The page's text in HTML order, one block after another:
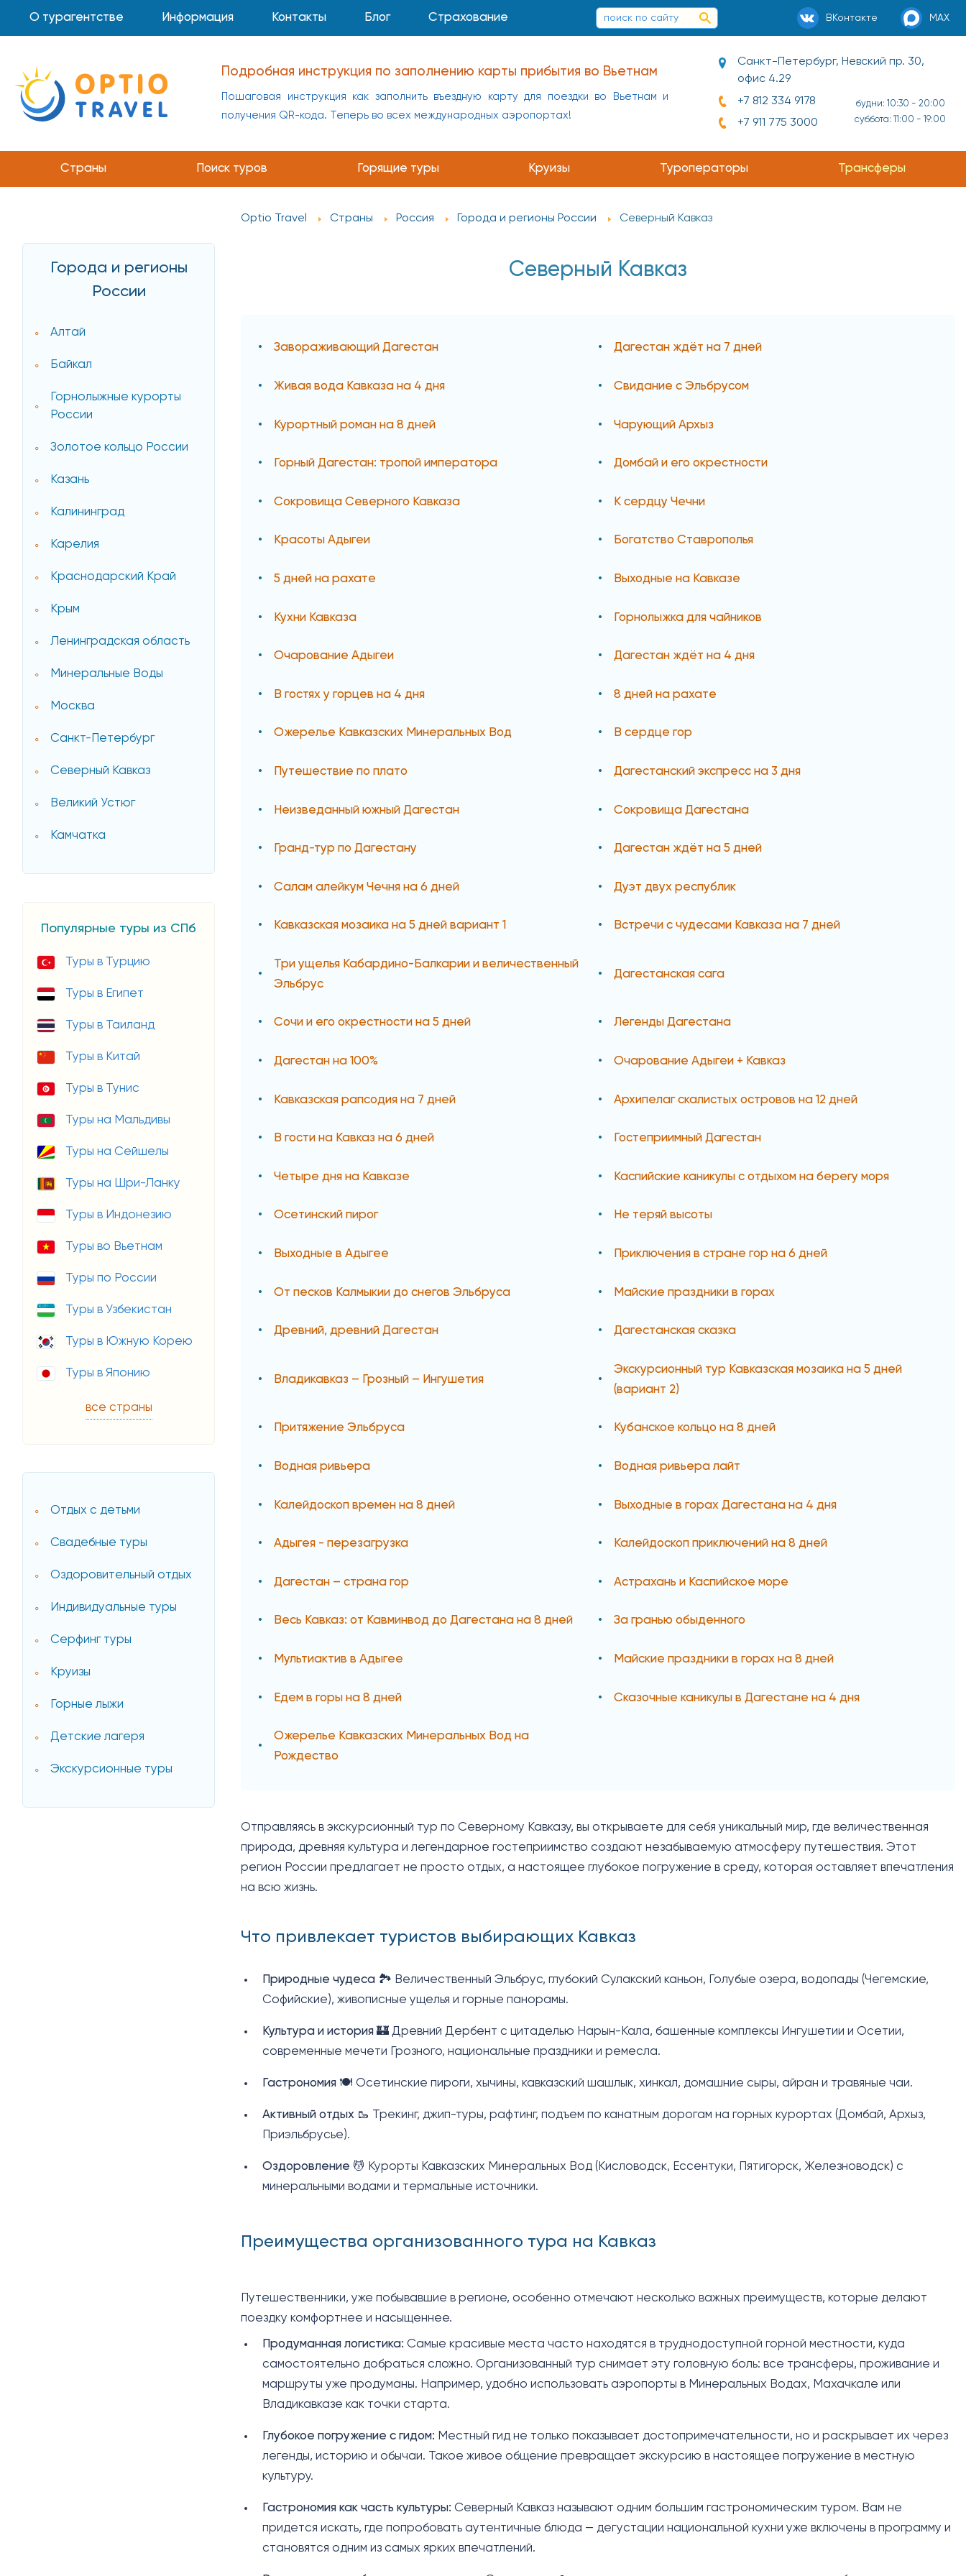
О турагентстве Информация Контакты Блог Страхование ВКонтакте MAX
Подробная инструкция по заполнению карты прибытия во Вьетнам
Пошаговая инструкция как заполнить въездную карту для поездки во Вьетнам и
получения QR-кода. Теперь во всех международных аэропортах!
Санкт-Петербург, Невский пр. 30,
офис 4.29
+7 812 334 9178
+7 911 775 3000
будни: 10:30 - 20:00
суббота: 11:00 - 19:00
Страны Поиск туров Горящие туры Круизы Туроператоры Трансферы
Города и регионы
России
Алтай
Байкал
Горнолыжные курорты
России
Золотое кольцо России
Казань
Калининград
Карелия
Краснодарский Край
Крым
Ленинградская область
Минеральные Воды
Москва
Санкт-Петербург
Северный Кавказ
Великий Устюг
Камчатка
Популярные туры из СПб
Туры в Турцию
Туры в Египет
Туры в Таиланд
Туры в Китай
Туры в Тунис
Туры на Мальдивы
Туры на Сейшелы
Туры на Шри-Ланку
Туры в Индонезию
Туры во Вьетнам
Туры по России
Туры в Узбекистан
Туры в Южную Корею
Туры в Японию
все страны
Отдых с детьми
Свадебные туры
Оздоровительный отдых
Индивидуальные туры
Серфинг туры
Круизы
Горные лыжи
Детские лагеря
Экскурсионные туры
Optio Travel Страны Россия Города и регионы России Северный Кавказ
Северный Кавказ
Завораживающий Дагестан Дагестан ждёт на 7 дней
Живая вода Кавказа на 4 дня Свидание с Эльбрусом
Курортный роман на 8 дней Чарующий Архыз
Горный Дагестан: тропой императора Домбай и его окрестности
Сокровища Северного Кавказа К сердцу Чечни
Красоты Адыгеи Богатство Ставрополья
5 дней на рахате Выходные на Кавказе
Кухни Кавказа Горнолыжка для чайников
Очарование Адыгеи Дагестан ждёт на 4 дня
В гостях у горцев на 4 дня 8 дней на рахате
Ожерелье Кавказских Минеральных Вод В сердце гор
Путешествие по плато Дагестанский экспресс на 3 дня
Неизведанный южный Дагестан Сокровища Дагестана
Гранд-тур по Дагестану Дагестан ждёт на 5 дней
Салам алейкум Чечня на 6 дней Дуэт двух республик
Кавказская мозаика на 5 дней вариант 1 Встречи с чудесами Кавказа на 7 дней
Три ущелья Кабардино-Балкарии и величественный
Эльбрус
Дагестанская сага
Сочи и его окрестности на 5 дней Легенды Дагестана
Дагестан на 100% Очарование Адыгеи + Кавказ
Кавказская рапсодия на 7 дней Архипелаг скалистых островов на 12 дней
В гости на Кавказ на 6 дней Гостеприимный Дагестан
Четыре дня на Кавказе Каспийские каникулы с отдыхом на берегу моря
Осетинский пирог Не теряй высоты
Выходные в Адыгее Приключения в стране гор на 6 дней
От песков Калмыкии до снегов Эльбруса Майские праздники в горах
Древний, древний Дагестан Дагестанская сказка
Владикавказ – Грозный – Ингушетия
Экскурсионный тур Кавказская мозаика на 5 дней
(вариант 2)
Притяжение Эльбруса Кубанское кольцо на 8 дней
Водная ривьера Водная ривьера лайт
Калейдоскоп времен на 8 дней Выходные в горах Дагестана на 4 дня
Адыгея - перезагрузка Калейдоскоп приключений на 8 дней
Дагестан – страна гор Астрахань и Каспийское море
Весь Кавказ: от Кавминвод до Дагестана на 8 дней За гранью обыденного
Мультиактив в Адыгее Майские праздники в горах на 8 дней
Едем в горы на 8 дней Сказочные каникулы в Дагестане на 4 дня
Ожерелье Кавказских Минеральных Вод на
Рождество
Отправляясь в экскурсионный тур по Северному Кавказу, вы открываете для себя уникальный мир, где величественная
природа, древняя культура и легендарное гостеприимство создают незабываемую атмосферу путешествия. Этот
регион России предлагает не просто отдых, а настоящее глубокое погружение в среду, которая оставляет впечатления
на всю жизнь.
Что привлекает туристов выбирающих Кавказ
Природные чудеса 🏞️ Величественный Эльбрус, глубокий Сулакский каньон, Голубые озера, водопады (Чегемские,
Софийские), живописные ущелья и горные панорамы.
Культура и история 🏰 Древний Дербент с цитаделью Нарын-Кала, башенные комплексы Ингушетии и Осетии,
современные мечети Грозного, национальные праздники и ремесла.
Гастрономия 🍽️ Осетинские пироги, хычины, кавказский шашлык, хинкал, домашние сыры, айран и травяные чаи.
Активный отдых 🥾 Трекинг, джип-туры, рафтинг, подъем по канатным дорогам на горных курортах (Домбай, Архыз,
Приэльбрусье).
Оздоровление 💆 Курорты Кавказских Минеральных Вод (Кисловодск, Ессентуки, Пятигорск, Железноводск) с
минеральными водами и термальные источники.
Преимущества организованного тура на Кавказ
Путешественники, уже побывавшие в регионе, особенно отмечают несколько важных преимуществ, которые делают
поездку комфортнее и насыщеннее.
Продуманная логистика: Самые красивые места часто находятся в труднодоступной горной местности, куда
самостоятельно добраться сложно. Организованный тур снимает эту головную боль: все трансферы, проживание и
маршруты уже продуманы. Например, удобно использовать аэропорты в Минеральных Водах, Махачкале или
Владикавказе как точки старта.
Глубокое погружение с гидом: Местный гид не только показывает достопримечательности, но и раскрывает их через
легенды, историю и обычаи. Такое живое общение превращает экскурсию в настоящее погружение в местную
культуру.
Гастрономия как часть культуры:Северный Кавказ называют одним большим гастрономическим туром. Вам не
придется искать, где попробовать аутентичные блюда — дегустации национальной кухни уже включены в программу и
становятся одним из самых ярких впечатлений.